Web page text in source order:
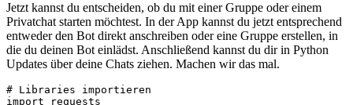
Jetzt kannst du entscheiden, ob du mit einer Gruppe oder einem
Privatchat starten möchtest. In der App kannst du jetzt entsprechend
entweder den Bot direkt anschreiben oder eine Gruppe erstellen, in
die du deinen Bot einlädst. Anschließend kannst du dir in Python
Updates über deine Chats ziehen. Machen wir das mal.
# Libraries importieren
import requests